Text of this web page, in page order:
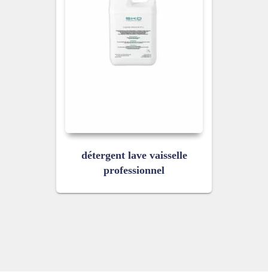
détergent lave vaisselle
professionnel